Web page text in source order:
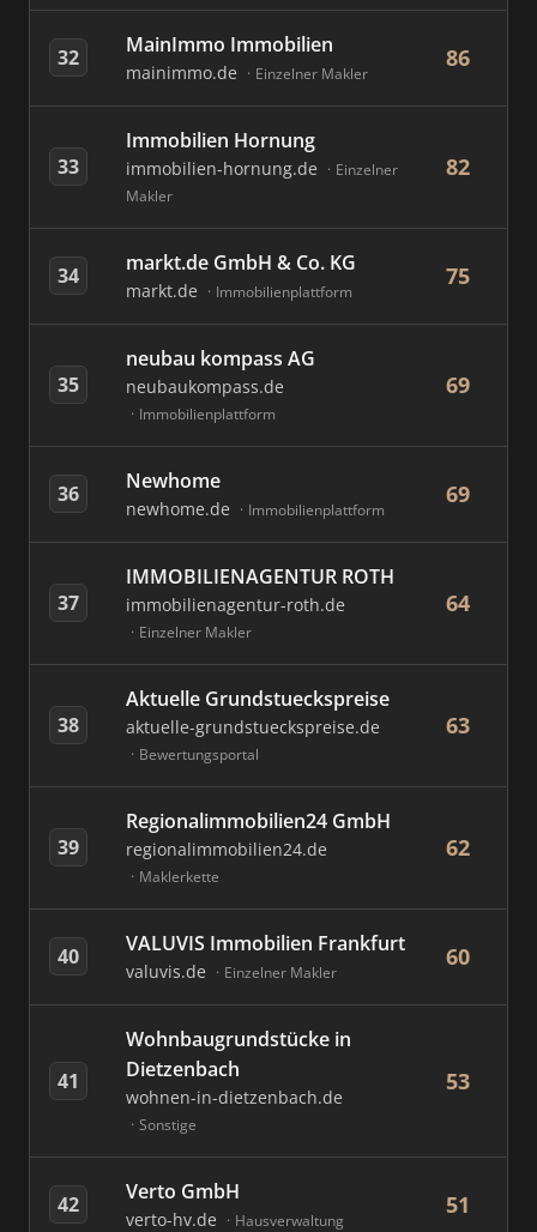
32 MainImmo Immobilien
mainimmo.de Einzelner Makler
86
33
Immobilien Hornung
immobilien-hornung.de
Einzelner
Makler
82
34 markt.de GmbH & Co. KG
markt.de Immobilienplattform
75
35
neubau kompass AG
neubaukompass.de
Immobilienplattform
69
36 Newhome
newhome.de Immobilienplattform
69
37
IMMOBILIENAGENTUR ROTH
immobilienagentur-roth.de
Einzelner Makler
64
38
Aktuelle Grundstueckspreise
aktuelle-grundstueckspreise.de
Bewertungsportal
63
39
Regionalimmobilien24 GmbH
regionalimmobilien24.de
Maklerkette
62
40 VALUVIS Immobilien Frankfurt
valuvis.de Einzelner Makler
60
41
Wohnbaugrundstücke in
Dietzenbach
wohnen-in-dietzenbach.de
Sonstige
53
42 Verto GmbH
verto-hv.de Hausverwaltung
51